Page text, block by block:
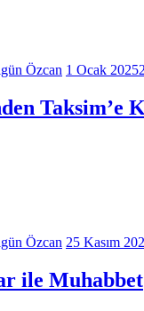
Özcan 1 Ocak 2025
Taksim’e
Özcan 25 Kasım
ile Muhabbet